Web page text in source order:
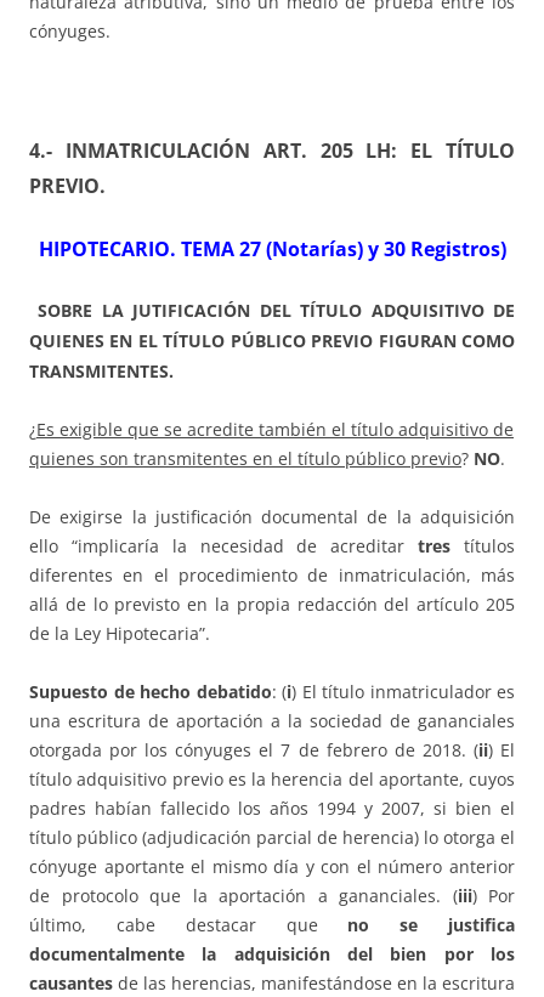
cónyuges.
4.- INMATRICULACIÓN ART. 205 LH: EL TÍTULO
PREVIO.
HIPOTECARIO. TEMA 27 (Notarías) y 30 Registros)
SOBRE LA JUTIFICACIÓN DEL TÍTULO ADQUISITIVO DE
QUIENES EN EL TÍTULO PÚBLICO PREVIO FIGURAN COMO
TRANSMITENTES.
¿Es exigible que se acredite también el título adquisitivo de
quienes son transmitentes en el título público previo? NO.
De exigirse la justificación documental de la adquisición
ello “implicaría la necesidad de acreditartres títulos
diferentes en el procedimiento de inmatriculación, más
allá de lo previsto en la propia redacción del artículo 205
de la Ley Hipotecaria”.
Supuesto de hecho debatido: (i) El título inmatriculador es
una escritura de aportación a la sociedad de gananciales
otorgada por los cónyuges el 7 de febrero de 2018. (ii) El
título adquisitivo previo es la herencia del aportante, cuyos
padres habían fallecido los años 1994 y 2007, si bien el
título público (adjudicación parcial de herencia) lo otorga el
cónyuge aportante el mismo día y con el número anterior
de protocolo que la aportación a gananciales. (iii) Por
último, cabe destacar que no se justifica
documentalmente la adquisición del bien por los
causantes de las herencias, manifestándose en la escritura